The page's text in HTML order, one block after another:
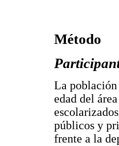
Método
La población
edad del
públicos y
frente a la